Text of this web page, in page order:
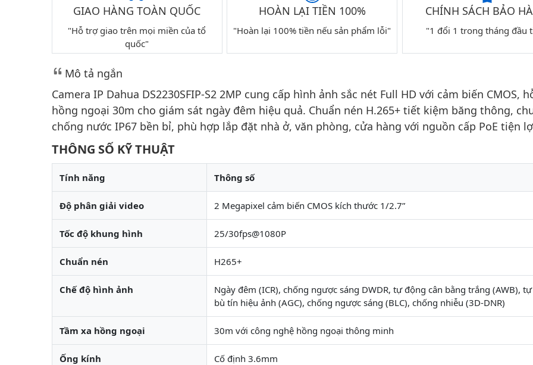
GIAO HÀNG TOÀN QUỐC
"Hỗ trợ giao trên mọi miền của tổ
quốc"
HOÀN LẠI TIỀN 100%
"Hoàn lại 100% tiền nếu sản phẩm lỗi"
CHÍNH SÁCH BẢO
"1 đổi 1 trong tháng đầu
Mô tả ngắn
Camera IP Dahua DS2230SFIP-S2 2MP cung cấp hình ảnh sắc nét Full HD với cảm biến CMOS,
hồng ngoại 30m cho giám sát ngày đêm hiệu quả. Chuẩn nén H.265+ tiết kiệm băng thông,
chống nước IP67 bền bỉ, phù hợp lắp đặt nhà ở, văn phòng, cửa hàng với nguồn cấp PoE tiện
THÔNG SỐ KỸ THUẬT
Tính năng Thông số
Độ phân giải video 2 Megapixel cảm biến CMOS kích thước 1/2.7”
Tốc độ khung hình 25/30fps@1080P
Chuẩn nén H265+
Chế độ hình ảnh
Ngày đêm (ICR), chống ngược sáng DWDR, tự động cân bằng trắng (AWB),
bù tín hiệu ảnh (AGC), chống ngược sáng (BLC), chống nhiễu (3D-DNR)
Tầm xa hồng ngoại 30m với công nghệ hồng ngoại thông minh
Ống kính Cố định 3.6mm